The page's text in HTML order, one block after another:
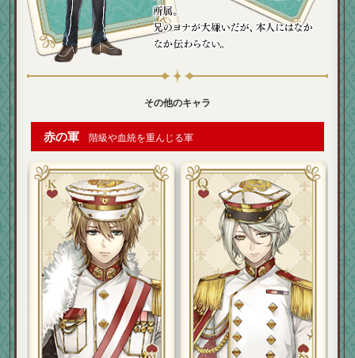
その他のキャラ
赤の軍階級や血統を重んじる軍